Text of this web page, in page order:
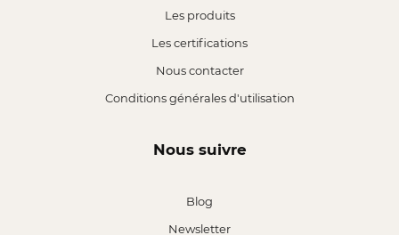
Les produits
Les certifications
Nous contacter
Conditions générales d'utilisation
Nous suivre
Blog
Newsletter